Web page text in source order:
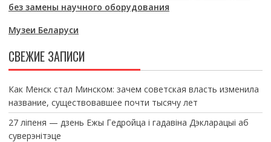
без замены научного оборудования
Музеи Беларуси
СВЕЖИЕ ЗАПИСИ
Как Менск стал Минском: зачем советская власть изменила
название, существовавшее почти тысячу лет
27 ліпеня — дзень Ежы Гедройца і гадавіна Дэкларацыі аб
суверэнітэце